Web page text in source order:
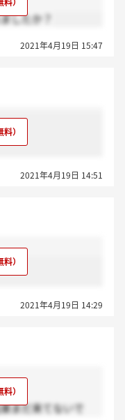
したか？
2021年4月19日 15:47
2021年4月19日 14:51
2021年4月19日 14:29
まだ来てないで